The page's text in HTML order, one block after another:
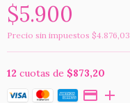
$5.900
Precio sin impuestos $4.876,03
12 cuotas de $873,20